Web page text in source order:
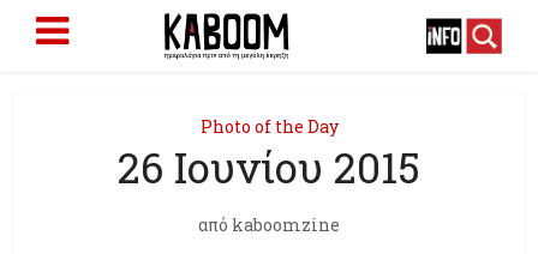
Photo of the Day
26 Ιουνίου 2015
από kaboomzine